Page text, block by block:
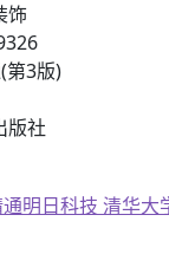
饰
第3版)
版社